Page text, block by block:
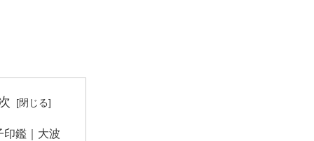
印鑑｜大波